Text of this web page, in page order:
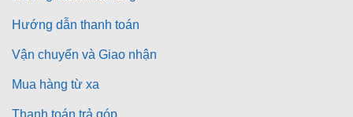
Hướng dẫn thanh toán
Vận chuyển và Giao nhận
Mua hàng từ xa